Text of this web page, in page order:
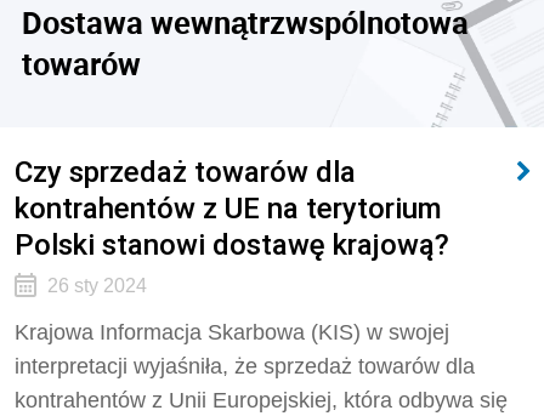
Dostawa wewnątrzwspólnotowa
towarów
Czy sprzedaż towarów dla
kontrahentów z UE na terytorium
Polski stanowi dostawę krajową?
26 sty 2024
Krajowa Informacja Skarbowa (KIS) w swojej
interpretacji wyjaśniła, że sprzedaż towarów dla
kontrahentów z Unii Europejskiej, która odbywa się